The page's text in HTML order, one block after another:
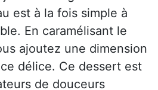
est à la fois simple à
En caramélisant le
ajoutez une dimension
délice. Ce dessert est
de douceurs